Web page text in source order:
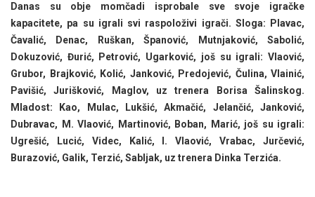
Danas su obje momčadi isprobale sve svoje igračke
kapacitete, pa su igrali svi raspoloživi igrači. Sloga: Plavac,
Čavalić, Denac, Ruškan, Španović, Mutnjaković, Sabolić,
Dokuzović, Đurić, Petrović, Ugarković, još su igrali: Vlaović,
Grubor, Brajković, Kolić, Janković, Predojević, Čulina, Vlainić,
Pavišić, Jurišković, Maglov, uz trenera Borisa Šalinskog.
Mladost: Kao, Mulac, Lukšić, Akmačić, Jelančić, Janković,
Dubravac, M. Vlaović, Martinović, Boban, Marić, još su igrali:
Ugrešić, Lucić, Videc, Kalić, I. Vlaović, Vrabac, Jurčević,
Burazović, Galik, Terzić, Sabljak, uz trenera Dinka Terzića.